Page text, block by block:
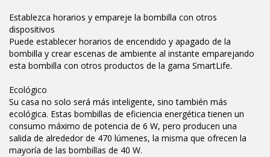
Establezca horarios y empareje la bombilla con otros
dispositivos
Puede establecer horarios de encendido y apagado de la
bombilla y crear escenas de ambiente al instante emparejando
esta bombilla con otros productos de la gama SmartLife.
Ecológico
Su casa no solo será más inteligente, sino también más
ecológica. Estas bombillas de eficiencia energética tienen un
consumo máximo de potencia de 6 W, pero producen una
salida de alrededor de 470 lúmenes, la misma que ofrecen la
mayoría de las bombillas de 40 W.